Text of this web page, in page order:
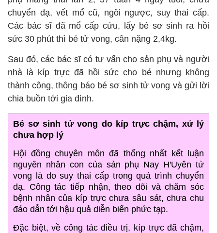
chuyển dạ, vết mổ cũ, ngôi ngược, suy thai cấp.
Các bác sĩ đã mổ cấp cứu, lấy bé sơ sinh ra hồi
sức 30 phút thì bé tử vong, cân nặng 2,4kg.
Sau đó, các bác sĩ có tư vấn cho sản phụ và người
nhà là kíp trực đã hồi sức cho bé nhưng không
thành công, thông báo bé sơ sinh tử vong và gửi lời
chia buồn tới gia đình.
Bé sơ sinh tử vong do kíp trực chậm, xử lý
chưa hợp lý
Hội đồng chuyên môn đã thống nhất kết luận
nguyên nhân con của sản phụ Nay H'Uyên tử
vong là do suy thai cấp trong quá trình chuyển
dạ. Công tác tiếp nhận, theo dõi và chăm sóc
bệnh nhân của kíp trực chưa sâu sát, chưa chu
đáo dẫn tới hậu quả diễn biến phức tạp.
Đặc biệt, về công tác điều trị, kíp trực đã chậm,